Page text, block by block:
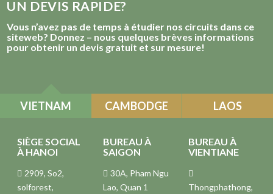
UN DEVIS RAPIDE?
Vous n’avez pas de temps à étudier nos circuits dans ce
siteweb? Donnez – nous quelques brèves informations
pour obtenir un devis gratuit et sur mesure!
VIETNAM CAMBODGE LAOS
SIÈGE SOCIAL
À HANOI
2909, So2,
solforest,
BUREAU À
SAIGON
30A, Pham Ngu
Lao, Quan 1
BUREAU À
VIENTIANE
Thongphathong,